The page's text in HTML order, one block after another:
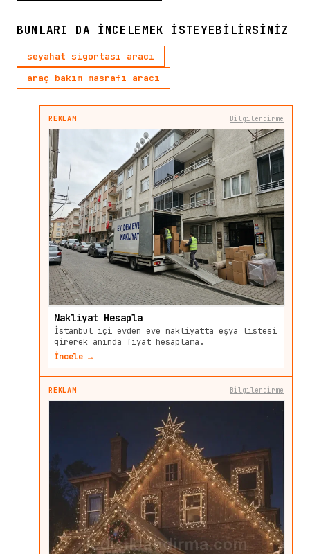
BUNLARI DA INCELEMEK ISTEYEBILIRSINIZ
seyahat sigortası aracı
araç bakım masrafı aracı
REKLAM Bilgilendirme
Nakliyat Hesapla
İstanbul içi evden eve nakliyatta eşya listesi
girerek anında fiyat hesaplama.
İncele →
REKLAM Bilgilendirme